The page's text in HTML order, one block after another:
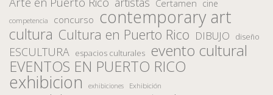
Certamen cine
competencia concurso contemporary art
cultura Cultura en Puerto Rico DIBUJO diseño
ESCULTURA espacios culturales evento cultural
EVENTOS EN PUERTO RICO
exhibicion exhibiciones Exhibición